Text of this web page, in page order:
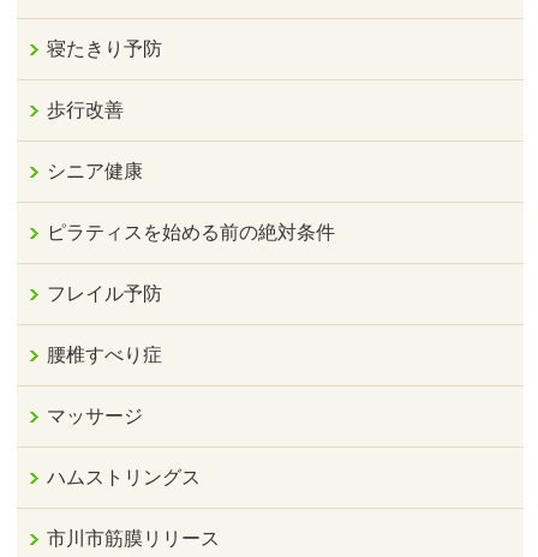
寝たきり予防
歩行改善
シニア健康
ピラティスを始める前の絶対条件
フレイル予防
腰椎すべり症
マッサージ
ハムストリングス
市川市筋膜リリース